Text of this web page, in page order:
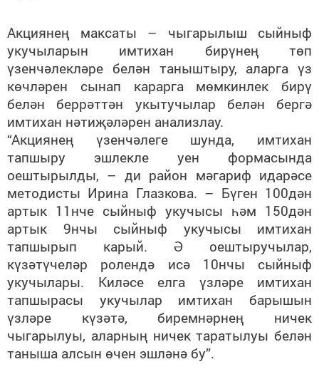
Акциянең максаты – чыгарылыш сыйныф
укучыларын имтихан бирүнең төп
үзенчәлекләре белән таныштыру, аларга үз
көчләрен сынап карарга мөмкинлек бирү
белән беррәттән укытучылар белән бергә
имтихан нәтиҗәләрен анализлау.
“Акциянең үзенчәлеге шунда, имтихан
тапшыру эшлекле уен формасында
оештырылды, – ди район мәгариф идарәсе
методисты Ирина Глазкова. – Бүген 100дән
артык 11нче сыйныф укучысы һәм 150дән
артык 9нчы сыйныф укучысы имтихан
тапшырып карый. Ә оештыручылар,
күзәтүчеләр ролендә исә 10нчы сыйныф
укучылары. Киләсе елга үзләре имтихан
тапшырасы укучылар имтихан барышын
үзләре күзәтә, биремнәрнең ничек
чыгарылуы, аларның ничек таратылуы белән
таныша алсын өчен эшләнә бу”.